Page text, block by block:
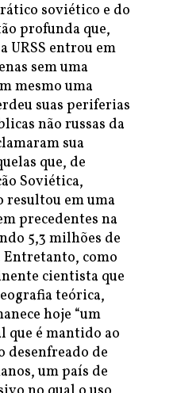
soviético e do
profunda que,
URSS entrou em
sem uma
mesmo uma
suas periferias
não russas da
sua
que, de
Soviética,
em uma
precedentes na
5,3 milhões de
como
cientista que
teórica,
hoje “um
é mantido ao
desenfreado de
um país de